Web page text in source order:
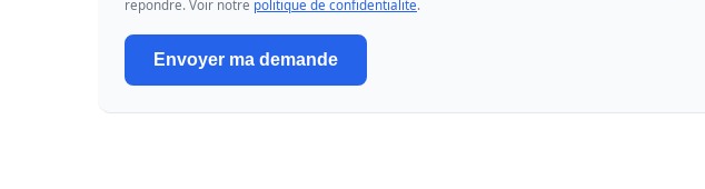
repondre. Voir notre politique de confidentialite.
Envoyer ma demande